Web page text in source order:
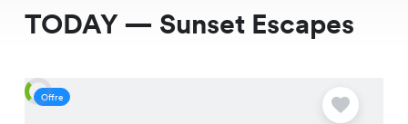
TODAY — Sunset Escapes
Offre